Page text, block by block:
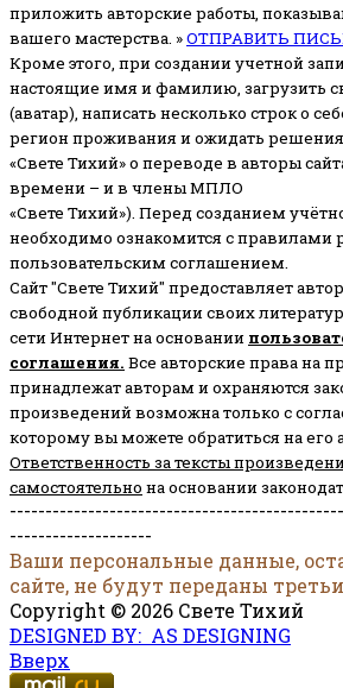
приложить авторские работы,
вашего мастерства. »ОТПРАВИТЬ
Кроме этого, при создании учетной
настоящие имя и фамилию, загрузить
(аватар), написать несколько строк о
регион проживания и ожидать
«Свете Тихий» о переводе в авторы
времени – и в члены МПЛО
«Свете Тихий»). Перед созданием
необходимо ознакомится с правилами
пользовательским соглашением.
Сайт "Свете Тихий" предоставляет
свободной публикации своих
сети Интернет на основании
соглашения. Все авторские права на
принадлежат авторам и охраняются
произведений возможна только с
которому вы можете обратиться на его
Ответственность за тексты
самостоятельно на основании
--------------------
Ваши персональные данные,
сайте, не будут переданы
Copyright © 2026 Свете Тихий
DESIGNED BY: AS DESIGNING
Вверх